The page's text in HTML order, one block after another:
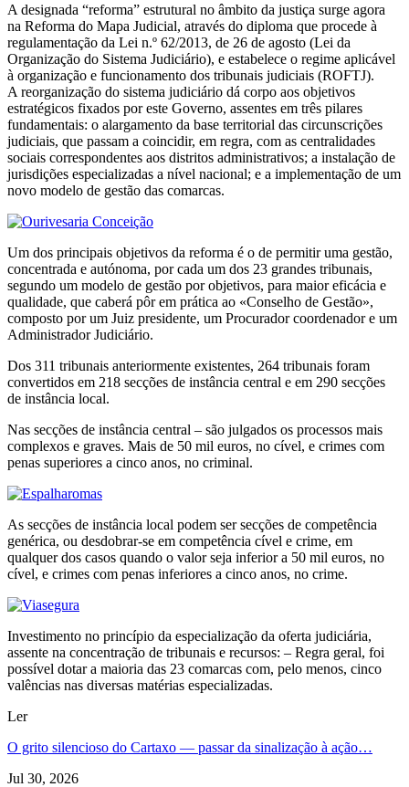
A designada “reforma” estrutural no âmbito da justiça surge agora
na Reforma do Mapa Judicial, através do diploma que procede à
regulamentação da Lei n.º 62/2013, de 26 de agosto (Lei da
Organização do Sistema Judiciário), e estabelece o regime aplicável
à organização e funcionamento dos tribunais judiciais (ROFTJ).
A reorganização do sistema judiciário dá corpo aos objetivos
estratégicos fixados por este Governo, assentes em três pilares
fundamentais: o alargamento da base territorial das circunscrições
judiciais, que passam a coincidir, em regra, com as centralidades
sociais correspondentes aos distritos administrativos; a instalação de
jurisdições especializadas a nível nacional; e a implementação de um
novo modelo de gestão das comarcas.
Um dos principais objetivos da reforma é o de permitir uma gestão,
concentrada e autónoma, por cada um dos 23 grandes tribunais,
segundo um modelo de gestão por objetivos, para maior eficácia e
qualidade, que caberá pôr em prática ao «Conselho de Gestão»,
composto por um Juiz presidente, um Procurador coordenador e um
Administrador Judiciário.
Dos 311 tribunais anteriormente existentes, 264 tribunais foram
convertidos em 218 secções de instância central e em 290 secções
de instância local.
Nas secções de instância central – são julgados os processos mais
complexos e graves. Mais de 50 mil euros, no cível, e crimes com
penas superiores a cinco anos, no criminal.
As secções de instância local podem ser secções de competência
genérica, ou desdobrar-se em competência cível e crime, em
qualquer dos casos quando o valor seja inferior a 50 mil euros, no
cível, e crimes com penas inferiores a cinco anos, no crime.
Investimento no princípio da especialização da oferta judiciária,
assente na concentração de tribunais e recursos: – Regra geral, foi
possível dotar a maioria das 23 comarcas com, pelo menos, cinco
valências nas diversas matérias especializadas.
Ler
O grito silencioso do Cartaxo — passar da sinalização à ação…
Jul 30, 2026